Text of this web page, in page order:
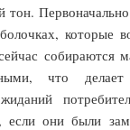
которые
собираются
что
если они были